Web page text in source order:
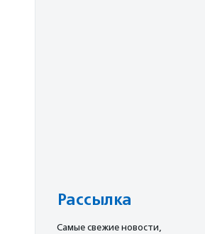
Рассылка
Cамые свежие новости,